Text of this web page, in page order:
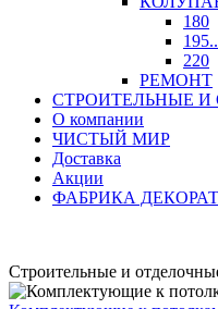
180
220
РЕМОНТ
СТРОИТЕЛЬНЫЕ
О компании
ЧИСТЫЙ МИР
Доставка
Акции
ФАБРИКА
Строительные и